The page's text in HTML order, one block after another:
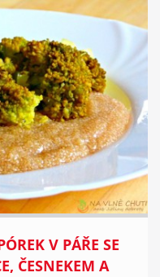
V PÁŘE SE
ČESNEKEM A